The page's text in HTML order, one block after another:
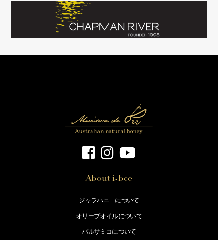
About i-bee
ジャラハニーについて
オリーブオイルについて
バルサミコについて